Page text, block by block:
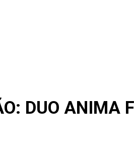
DUO ANIMA